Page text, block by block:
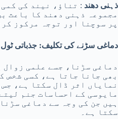
ذہنی دھند : تناؤ، نیند کی
مجموعہ ذہنی دھند کا باعث
پر سوچنا اور توجہ مرکوز
دماغی سڑنے کی تکلیف: جذباتی
دماغی سڑنا، جسے علمی
بھی جانا جاتا ہے، کسی شخص
نمایاں اثر ڈال سکتا ہے،
مایوسی کے احساسات جنم
ہیں جن کی وجہ سے دماغی
سکتا ہے۔